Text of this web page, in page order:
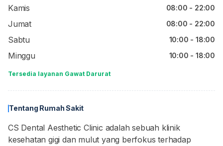
Kamis 08:00 - 22:00
Jumat 08:00 - 22:00
Sabtu 10:00 - 18:00
Minggu 10:00 - 18:00
Tersedia layanan Gawat Darurat
Tentang Rumah Sakit
CS Dental Aesthetic Clinic adalah sebuah klinik
kesehatan gigi dan mulut yang berfokus terhadap